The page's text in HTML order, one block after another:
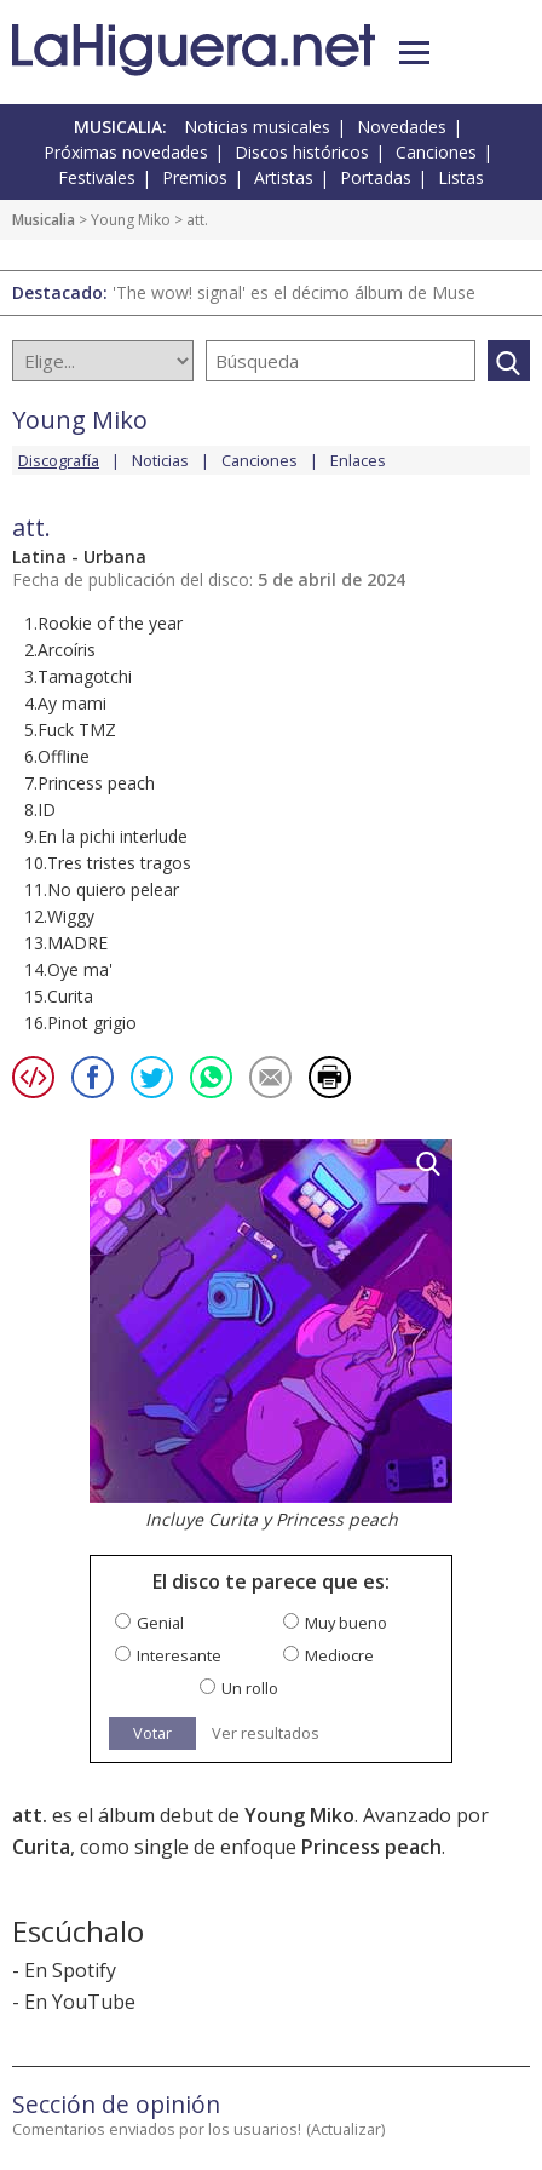
MUSICALIA: Noticias musicales
Novedades
Próximas novedades
Discos históricos
Canciones
Festivales
Premios Artistas Portadas Listas
Musicalia >Young Miko > att.
Destacado: 'The wow! signal' es el décimo álbum de Muse
Young Miko
Discografía Noticias Canciones Enlaces
att.
Latina - Urbana
Fecha de publicación del disco: 5 de abril de 2024
1.Rookie of the year
2.Arcoíris
3.Tamagotchi
4.Ay mami
5.Fuck TMZ
6.Offline
7.Princess peach
8.ID
9.En la pichi interlude
10.Tres tristes tragos
11.No quiero pelear
12.Wiggy
13.MADRE
14.Oye ma'
15.Curita
16.Pinot grigio
Incluye Curita y Princess peach
El disco te parece que es:
Genial
Muy bueno
Interesante
Mediocre
Un rollo
Votar Ver resultados
att. es el álbum debut de Young Miko. Avanzado por
Curita, como single de enfoque Princess peach.
Escúchalo
- En Spotify
- En YouTube
Sección de opinión
Comentarios enviados por los usuarios! (Actualizar)